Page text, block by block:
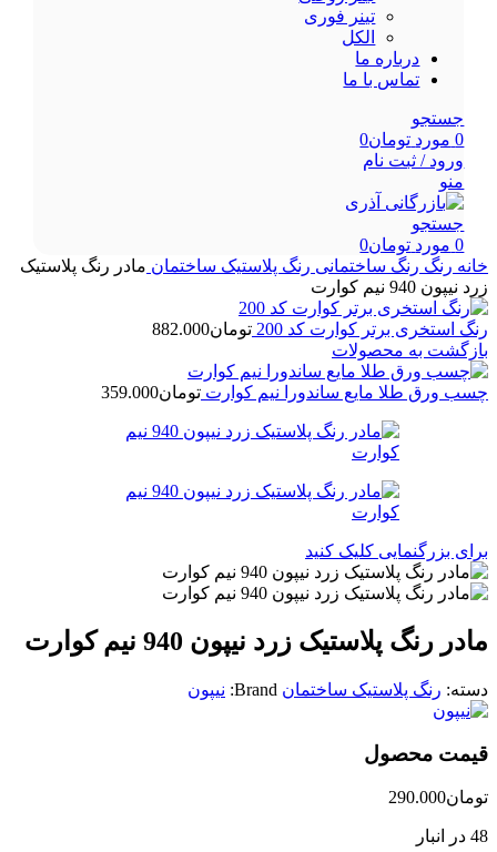
تینر فوری
الکل
درباره ما
تماس با ما
جستجو
0 مورد تومان0
ورود / ثبت نام
منو
جستجو
0 مورد تومان0
خانه رنگ رنگ ساختمانی رنگ پلاستیک ساختمان مادر رنگ پلاستیک
زرد نیپون 940 نیم کوارت
رنگ استخری برتر کوارت کد 200 تومان882.000
بازگشت به محصولات
چسب ورق طلا مایع ساندورا نیم کوارت تومان359.000
برای بزرگنمایی کلیک کنید
مادر رنگ پلاستیک زرد نیپون 940 نیم کوارت
دسته: رنگ پلاستیک ساختمان Brand: نیپون
قیمت محصول
تومان290.000
48 در انبار